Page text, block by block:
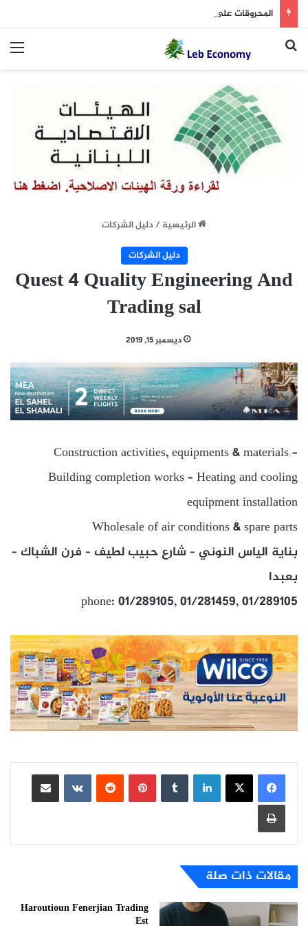
المحروقات على خط التقلّبات… البنزين يتراجع والمازوت يرتفع
بحث عن
الرئيسية/دليل الشركات
دليل الشركات
Quest 4 Quality Engineering And
Trading sal
ديسمبر 15, 2019
Construction activities, equipments & materials –
Building completion works – Heating and cooling
equipment installation
Wholesale of air conditions & spare parts
بناية الياس النوني – شارع حبيب لطيف – فرن الشباك –
بعبدا
phone: 01/289105, 01/281459, 01/289105
لينكدإن بينتيريست
مشاركة عبر البريد
طباعة
مقالات ذات صلة
Haroutioun Fenerjian Trading
Est